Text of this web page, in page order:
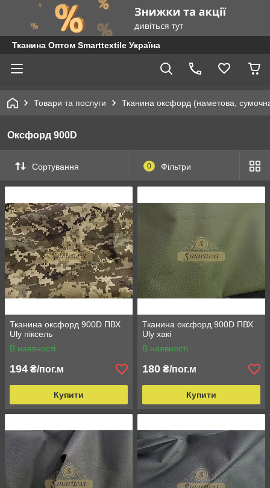
Тканина Оптом Smarttextile Україна
Товари та послуги Тканина оксфорд (наметова,
Оксфорд 900D
Сортування 0 Фільтри
Тканина оксфорд 900D ПВХ
Uly піксель
В наявності
194 ₴/пог.м
Купити
Тканина оксфорд 900D ПВХ
Uly хакі
В наявності
180 ₴/пог.м
Купити